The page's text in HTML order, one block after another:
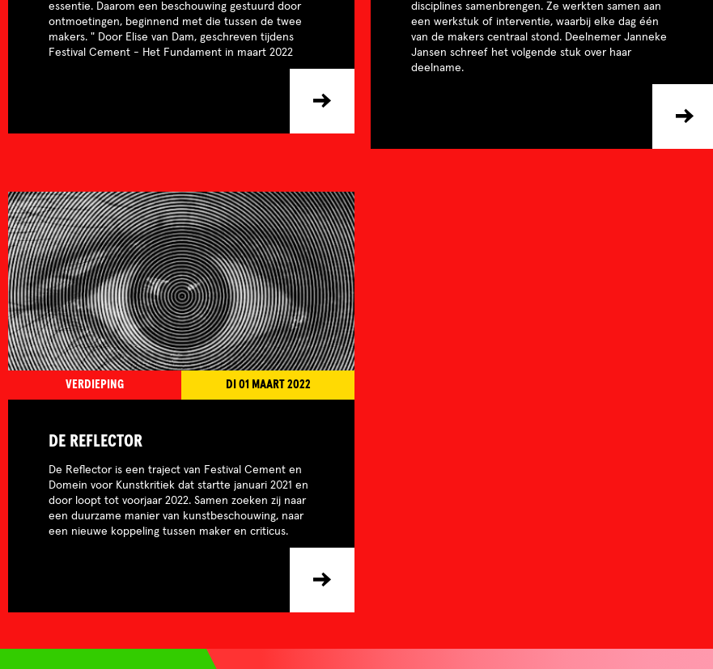
essentie. Daarom een beschouwing gestuurd door
ontmoetingen, beginnend met die tussen de twee
makers. " Door Elise van Dam, geschreven tijdens
Festival Cement - Het Fundament in maart 2022
disciplines samenbrengen. Ze werkten samen aan
een werkstuk of interventie, waarbij elke dag één
van de makers centraal stond. Deelnemer Janneke
Jansen schreef het volgende stuk over haar
deelname.
VERDIEPING DI 01 MAART 2022
DE REFLECTOR
De Reflector is een traject van Festival Cement en
Domein voor Kunstkritiek dat startte januari 2021 en
door loopt tot voorjaar 2022. Samen zoeken zij naar
een duurzame manier van kunstbeschouwing, naar
een nieuwe koppeling tussen maker en criticus.